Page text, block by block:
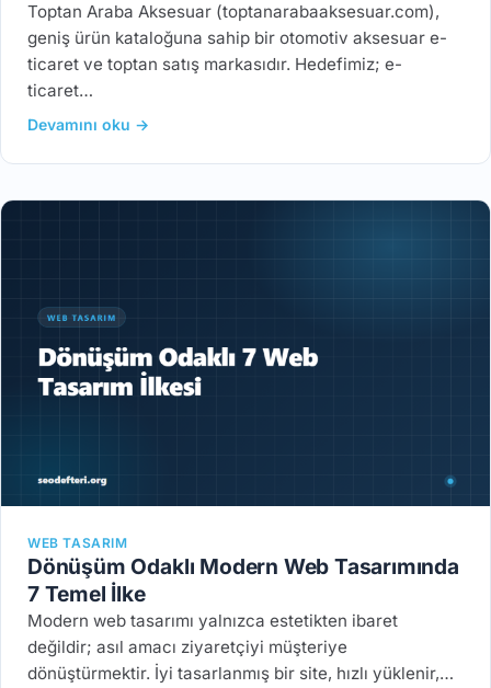
Toptan Araba Aksesuar (toptanarabaaksesuar.com),
geniş ürün kataloğuna sahip bir otomotiv aksesuar e-
ticaret ve toptan satış markasıdır. Hedefimiz; e-
ticaret…
Devamını oku →
WEB TASARIM
Dönüşüm Odaklı Modern Web Tasarımında
7 Temel İlke
Modern web tasarımı yalnızca estetikten ibaret
değildir; asıl amacı ziyaretçiyi müşteriye
dönüştürmektir. İyi tasarlanmış bir site, hızlı yüklenir,…